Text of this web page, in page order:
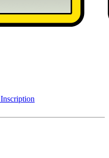
Inscription